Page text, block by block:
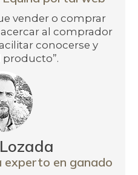
vender o comprar
al comprador
conocerse y
experto en ganado